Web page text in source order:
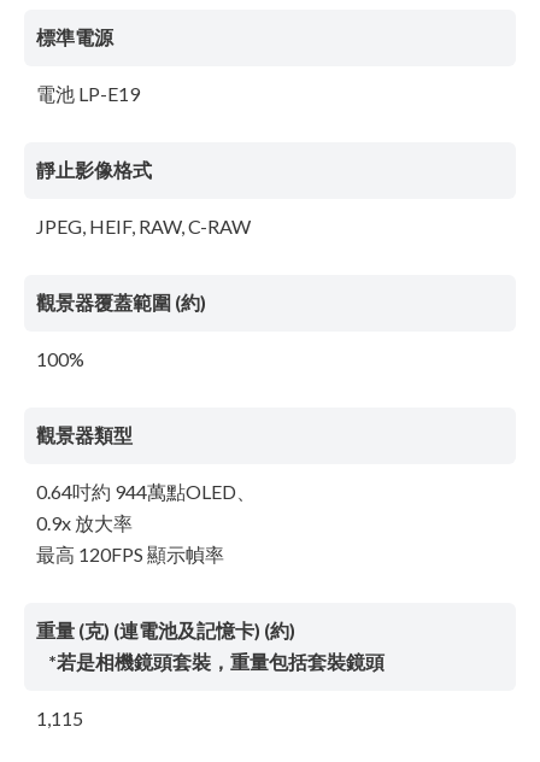
標準電源
電池 LP-E19
靜止影像格式
JPEG, HEIF, RAW, C-RAW
觀景器覆蓋範圍 (約)
100%
觀景器類型
0.64吋約 944萬點OLED、
0.9x 放大率
最高 120FPS 顯示幀率
重量 (克) (連電池及記憶卡) (約)
*若是相機鏡頭套裝，重量包括套裝鏡頭
1,115